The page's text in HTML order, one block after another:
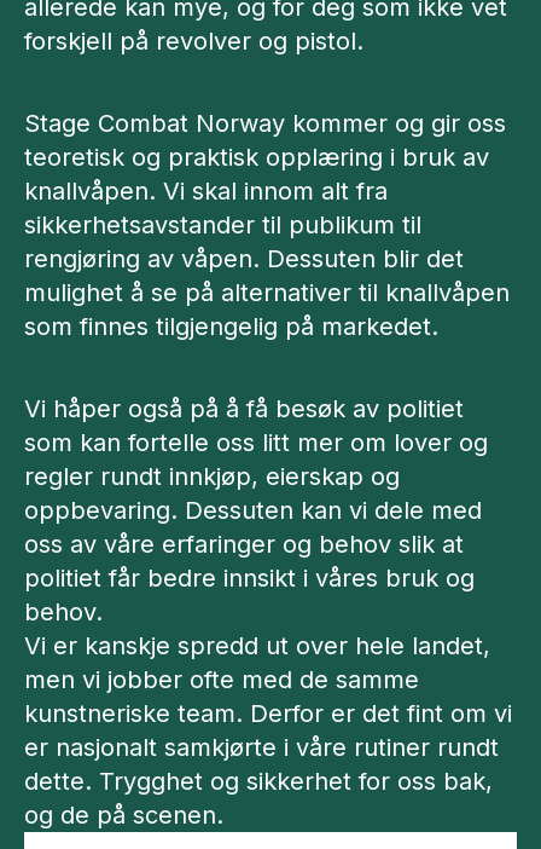
allerede kan mye, og for deg som ikke vet
forskjell på revolver og pistol.
Stage Combat Norway kommer og gir oss
teoretisk og praktisk opplæring i bruk av
knallvåpen. Vi skal innom alt fra
sikkerhetsavstander til publikum til
rengjøring av våpen. Dessuten blir det
mulighet å se på alternativer til knallvåpen
som finnes tilgjengelig på markedet.
Vi håper også på å få besøk av politiet
som kan fortelle oss litt mer om lover og
regler rundt innkjøp, eierskap og
oppbevaring. Dessuten kan vi dele med
oss av våre erfaringer og behov slik at
politiet får bedre innsikt i våres bruk og
behov.
Vi er kanskje spredd ut over hele landet,
men vi jobber ofte med de samme
kunstneriske team. Derfor er det fint om vi
er nasjonalt samkjørte i våre rutiner rundt
dette. Trygghet og sikkerhet for oss bak,
og de på scenen.